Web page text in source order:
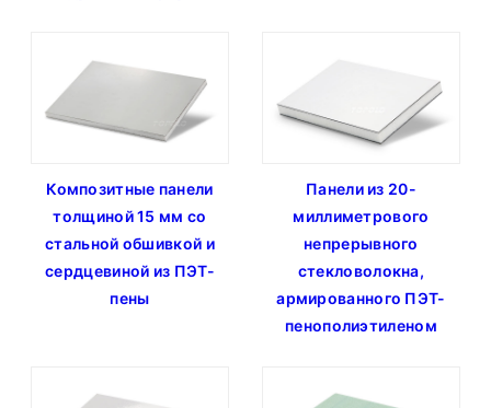
Композитные панели
толщиной 15 мм со
стальной обшивкой и
сердцевиной из ПЭТ-
пены
Панели из 20-
миллиметрового
непрерывного
стекловолокна,
армированного ПЭТ-
пенополиэтиленом